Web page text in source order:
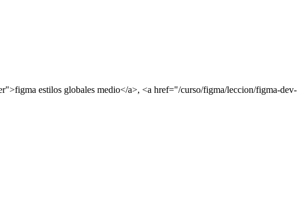
estilos globales medio</a>, <a href="/curso/figma/leccion/figma-dev-